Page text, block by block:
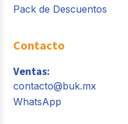
Pack de Descuentos
Contacto
Ventas:
contacto@buk.mx
WhatsApp